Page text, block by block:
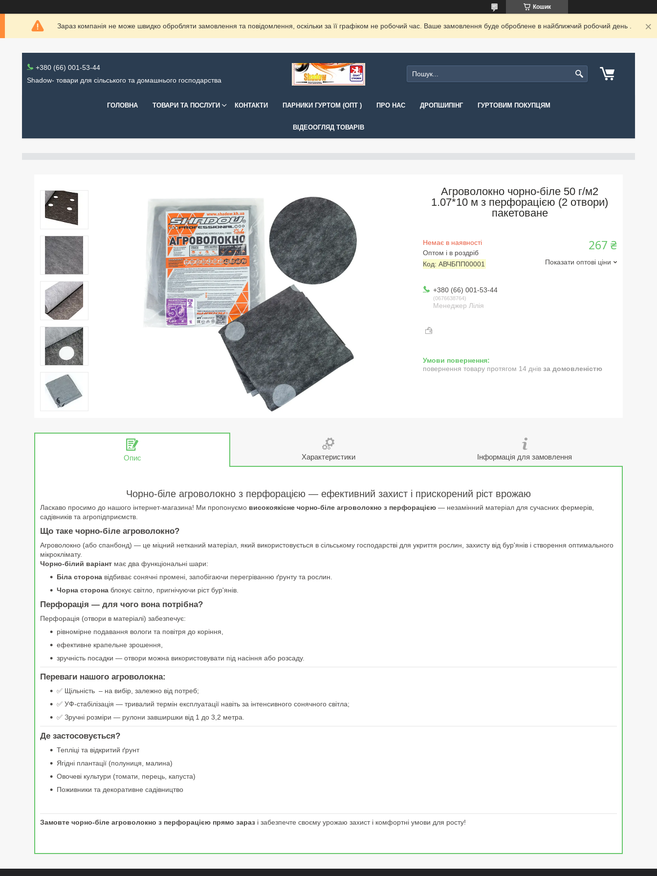
Кошик
Зараз компанія не може швидко обробляти замовлення та повідомлення, оскільки за її графіком не робочий час. Ваше замовлення буде оброблене в найближчий робочий день .
+380 (66) 001-53-44
Shadow- товари для сільського та домашнього господарства
ГОЛОВНА ТОВАРИ ТА ПОСЛУГИ КОНТАКТИ ПАРНИКИ ГУРТОМ (ОПТ ) ПРО НАС ДРОПШИПІНГ ГУРТОВИМ ПОКУПЦЯМ
ВІДЕООГЛЯД ТОВАРІВ
Агроволокно чорно-біле 50 г/м2
1.07*10 м з перфорацією (2 отвори)
пакетоване
Немає в наявності
Оптом і в роздріб
Код: АВЧБПП00001
267 ₴
Показати оптові ціни
+380 (66) 001-53-44
0676638764
Менеджер Лілія
повернення товару протягом 14 днів за домовленістю
Опис Характеристики Інформація для замовлення
Чорно-біле агроволокно з перфорацією — ефективний захист і прискорений ріст врожаю
Ласкаво просимо до нашого інтернет-магазина! Ми пропонуємо високоякісне чорно-біле агроволокно з перфорацією — незамінний матеріал для сучасних фермерів,
садівників та агропідприємств.
Що таке чорно-біле агроволокно?
Агроволокно (або спанбонд) — це міцний нетканий матеріал, який використовується в сільському господарстві для укриття рослин, захисту від бур'янів і створення оптимального
мікроклімату.
Чорно-білий варіант має два функціональні шари:
Біла сторона відбиває сонячні промені, запобігаючи перегріванню ґрунту та рослин.
Чорна сторона блокує світло, пригнічуючи ріст бур'янів.
Перфорація — для чого вона потрібна?
Перфорація (отвори в матеріалі) забезпечує:
рівномірне подавання вологи та повітря до коріння,
ефективне крапельне зрошення,
зручність посадки — отвори можна використовувати під насіння або розсаду.
Переваги нашого агроволокна:
✅ Щільність – на вибір, залежно від потреб;
✅ УФ-стабілізація — тривалий термін експлуатації навіть за інтенсивного сонячного світла;
✅ Зручні розміри — рулони завширшки від 1 до 3,2 метра.
Де застосовується?
Тепліці та відкритий ґрунт
Ягідні плантації (полуниця, малина)
Овочеві культури (томати, перець, капуста)
Поживники та декоративне садівництво
Замовте чорно-біле агроволокно з перфорацією прямо зараз і забезпечте своєму урожаю захист і комфортні умови для росту!